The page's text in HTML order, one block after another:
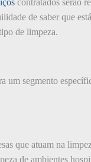
contratados serão
de saber que
de limpeza.
um segmento
que atuam na
de ambientes